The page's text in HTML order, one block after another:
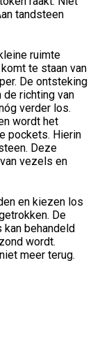
tandsteen
ruimte
te staan van
De ontsteking
de richting van
verder los.
wordt het
pockets. Hierin
Deze
vezels en
en kiezen los
De
behandeld
wordt.
meer terug.